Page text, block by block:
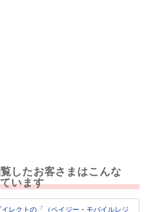
したお客さまはこんな
います
レクトの「（ペイジー・モバイルレジ